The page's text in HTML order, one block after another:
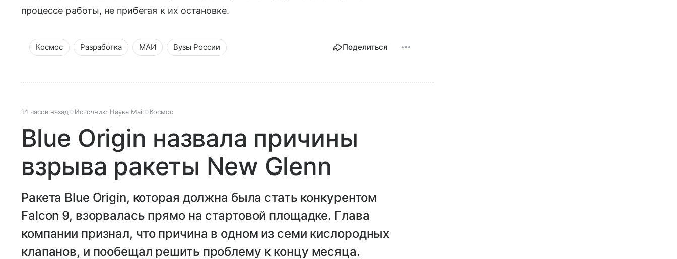
процессе работы, не прибегая к их остановке.
Космос Разработка МАИ Вузы России Поделиться
14 часов назад Источник: Наука Mail Космос
Blue Origin назвала причины
взрыва ракеты New Glenn
Ракета Blue Origin, которая должна была стать конкурентом
Falcon 9, взорвалась прямо на стартовой площадке. Глава
компании признал, что причина в одном из семи кислородных
клапанов, и пообещал решить проблему к концу месяца.